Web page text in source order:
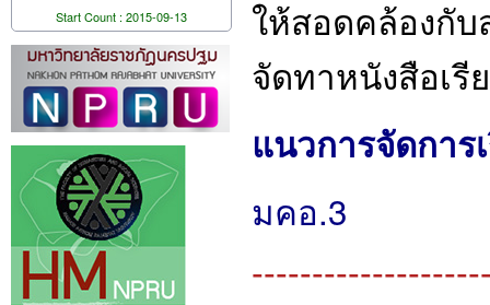
Start Count : 2015-09-13
ให้สอดคล้องกับ
จัดทาหนังสือเรี
แนวการจัดการ
มคอ.3